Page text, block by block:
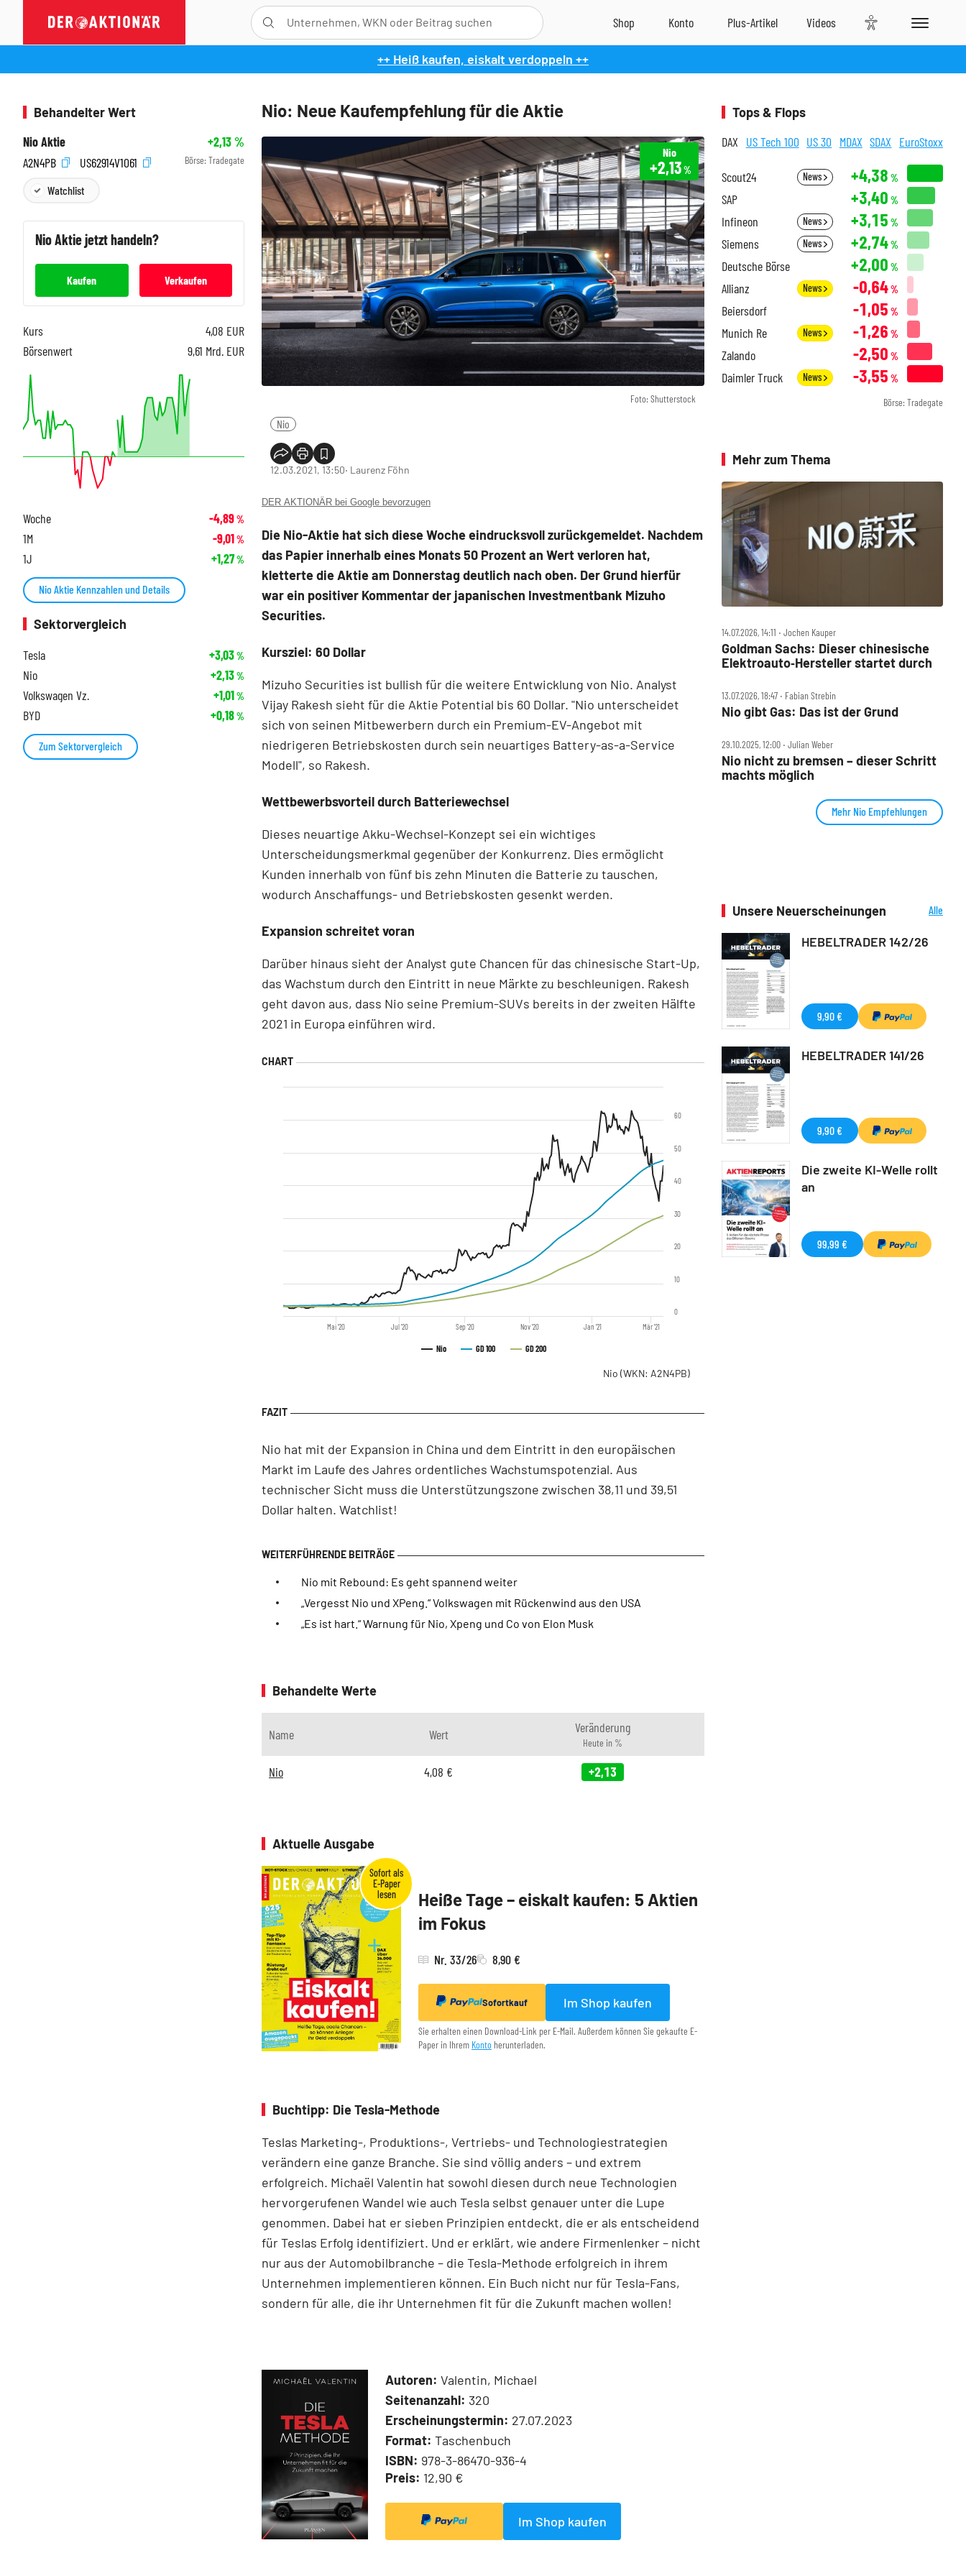
++ Heiß kaufen, eiskalt verdoppeln ++
Nio: Neue Kaufempfehlung für die Aktie
Foto: Shutterstock
Nio
+2,13%
Nio
12.03.2021, 13:50‧ Laurenz Föhn
DER AKTIONÄR bei Google bevorzugen
Die Nio-Aktie hat sich diese Woche eindrucksvoll zurückgemeldet. Nachdem
das Papier innerhalb eines Monats 50 Prozent an Wert verloren hat,
kletterte die Aktie am Donnerstag deutlich nach oben. Der Grund hierfür
war ein positiver Kommentar der japanischen Investmentbank Mizuho
Securities.
Kursziel: 60 Dollar
Mizuho Securities ist bullish für die weitere Entwicklung von Nio. Analyst
Vijay Rakesh sieht für die Aktie Potential bis 60 Dollar. "Nio unterscheidet
sich von seinen Mitbewerbern durch ein Premium-EV-Angebot mit
niedrigeren Betriebskosten durch sein neuartiges Battery-as-a-Service
Modell", so Rakesh.
Wettbewerbsvorteil durch Batteriewechsel
Dieses neuartige Akku-Wechsel-Konzept sei ein wichtiges
Unterscheidungsmerkmal gegenüber der Konkurrenz. Dies ermöglicht
Kunden innerhalb von fünf bis zehn Minuten die Batterie zu tauschen,
wodurch Anschaffungs- und Betriebskosten gesenkt werden.
Expansion schreitet voran
Darüber hinaus sieht der Analyst gute Chancen für das chinesische Start-Up,
das Wachstum durch den Eintritt in neue Märkte zu beschleunigen. Rakesh
geht davon aus, dass Nio seine Premium-SUVs bereits in der zweiten Hälfte
2021 in Europa einführen wird.
Nio GD 100 GD 200
Mai '20 Jul '20 Sep '20 Nov '20 Jan '21 Mär '21
0
10
20
30
40
50
60
Nio (WKN: A2N4PB)
Nio hat mit der Expansion in China und dem Eintritt in den europäischen
Markt im Laufe des Jahres ordentliches Wachstumspotenzial. Aus
technischer Sicht muss die Unterstützungszone zwischen 38,11 und 39,51
Dollar halten. Watchlist!
Nio mit Rebound: Es geht spannend weiter
„Vergesst Nio und XPeng.“ Volkswagen mit Rückenwind aus den USA
„Es ist hart.“ Warnung für Nio, Xpeng und Co von Elon Musk
Behandelte Werte
Name Wert Veränderung
Heute in %
Nio 4,08 € +2,13
Aktuelle Ausgabe
Heiße Tage – eiskalt kaufen: 5 Aktien
im Fokus
Nr. 33/26 8,90 €
Sofortkauf Im Shop kaufen
Sie erhalten einen Download-Link per E-Mail. Außerdem können Sie gekaufte E-
Paper in Ihrem Konto herunterladen.
Buchtipp: Die Tesla-Methode
Teslas Marketing-, Produktions-, Vertriebs- und Technologiestrategien
verändern eine ganze Branche. Sie sind völlig anders – und extrem
erfolgreich. Michaël Valentin hat sowohl diesen durch neue Technologien
hervorgerufenen Wandel wie auch Tesla selbst genauer unter die Lupe
genommen. Dabei hat er sieben Prinzipien entdeckt, die er als entscheidend
für Teslas Erfolg identifiziert. Und er erklärt, wie andere Firmenlenker – nicht
nur aus der Automobilbranche – die Tesla-Methode erfolgreich in ihrem
Unternehmen implementieren können. Ein Buch nicht nur für Tesla-Fans,
sondern für alle, die ihr Unternehmen fit für die Zukunft machen wollen!
Autoren: Valentin, Michael
Seitenanzahl: 320
Erscheinungstermin: 27.07.2023
Format: Taschenbuch
ISBN: 978-3-86470-936-4
Preis: 12,90 €
Im Shop kaufen
Behandelter Wert
Nio Aktie
+2,13%
A2N4PB
US62914V1061 Börse: Tradegate
Watchlist
NioAktie jetzt handeln?
Kaufen Verkaufen
Kurs 4,08 EUR
Börsenwert
9,61 Mrd. EUR
Woche -4,89%
1M -9,01%
1J +1,27%
Nio Aktie Kennzahlen und Details
Sektorvergleich
Tesla
+3,03%
Nio +2,13%
Volkswagen Vz. +1,01%
BYD +0,18%
Zum Sektorvergleich
Tops & Flops
DAX US Tech 100 US 30 MDAX SDAX EuroStoxx
Scout24 News +4,38 %
SAP +3,40 %
Infineon News +3,15 %
Siemens News +2,74%
Deutsche Börse +2,00 %
Allianz News -0,64%
Beiersdorf -1,05 %
Munich Re News -1,26 %
Zalando -2,50 %
Daimler Truck News -3,55 %
Börse: Tradegate
Mehr zum Thema
14.07.2026, 14:11 ‧ Jochen Kauper
Goldman Sachs: Dieser chinesische
Elektroauto‑Hersteller startet durch
13.07.2026, 18:47 ‧ Fabian Strebin
Nio gibt Gas: Das ist der Grund
29.10.2025, 12:00 ‧ Julian Weber
Nio nicht zu bremsen – dieser Schritt
machts möglich
Mehr Nio Empfehlungen
Unsere Neuerscheinungen
Alle
HEBELTRADER 142/26
9,90 €
HEBELTRADER 141/26
9,90 €
Die zweite KI-Welle rollt
an
99,99 €